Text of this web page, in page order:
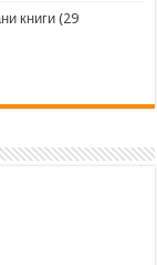
книги (29